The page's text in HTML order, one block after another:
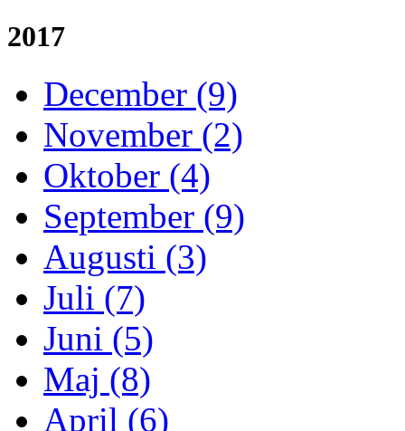
2017
December (9)
November (2)
Oktober (4)
September (9)
Augusti (3)
Juli (7)
Juni (5)
Maj (8)
April (6)